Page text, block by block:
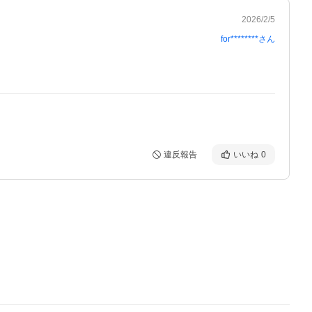
2026/2/5
for********さん
違反報告 いいね 0